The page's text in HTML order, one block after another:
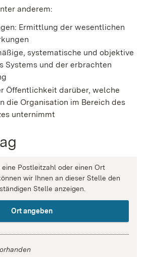
anderem:
Ermittlung der wesentlichen
systematische und objektive
Systems und der erbrachten
Öffentlichkeit darüber, welche
die Organisation im Bereich des
unternimmt
eine Postleitzahl oder einen Ort
wir Ihnen an dieser Stelle den
Stelle anzeigen.
Ort angeben